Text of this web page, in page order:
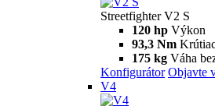
Streetfighter V2 S
120 hp Výkon
93,3 Nm
175 kg Váha
Konfigurátor Objavte
V4